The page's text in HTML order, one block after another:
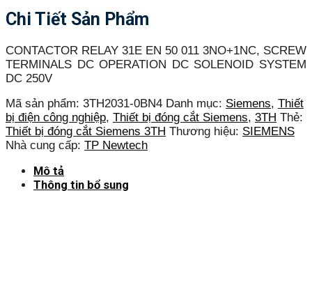
Chi Tiết Sản Phẩm
CONTACTOR RELAY 31E EN 50 011 3NO+1NC, SCREW
TERMINALS DC OPERATION DC SOLENOID SYSTEM
DC 250V
Mã sản phẩm: 3TH2031-0BN4 Danh mục: Siemens, Thiết
bị điện công nghiệp, Thiết bị đóng cắt Siemens, 3TH Thẻ:
Thiết bị đóng cắt Siemens 3TH Thương hiệu: SIEMENS
Nhà cung cấp: TP Newtech
Mô tả
Thông tin bổ sung